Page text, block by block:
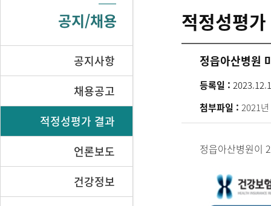
공지/채용
공지사항
채용공고
적정성평가 결과
언론보도
건강정보
적정성평
정읍아산병원
등록일 :
첨부파일 : 2021
정읍아산병원이